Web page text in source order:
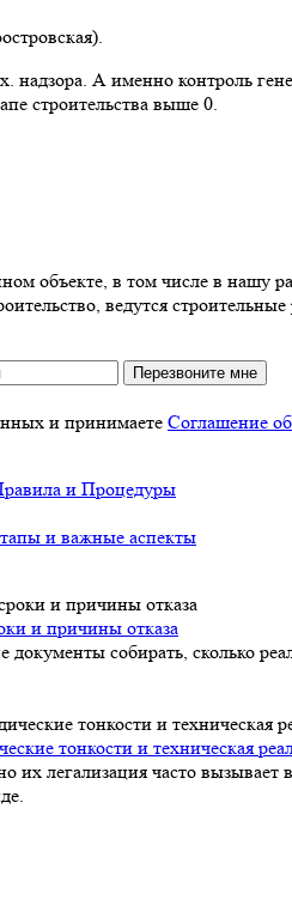
надзора. А именно контроль
строительства выше 0.
объекте, в том числе в нашу
ведутся
Перезвоните мне
и принимаете Соглашение
и Процедуры
и важные аспекты
и причины отказа
собирать, сколько
тонкости и техническая
легализация часто